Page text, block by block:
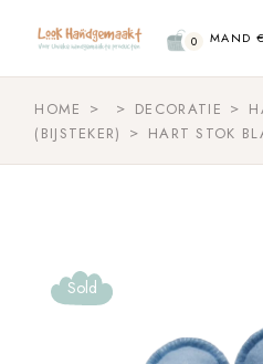
content
0 MAND €
HOME DECORATIE
(BIJSTEKER)
HART STOK
Sold